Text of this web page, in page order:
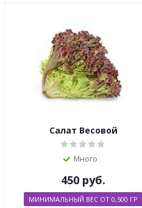
Салат Весовой
Много
450 руб.
МИНИМАЛЬНЫЙ ВЕС ОТ 0,500 ГР